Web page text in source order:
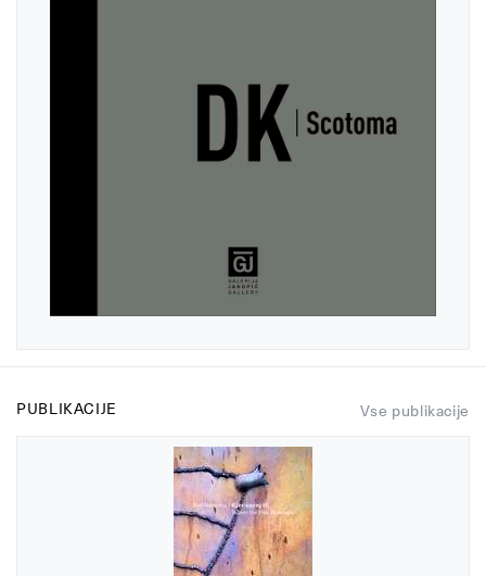
Vse publikacije
PUBLIKACIJE